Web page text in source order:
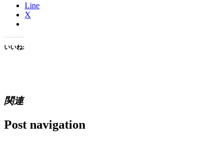
Line
X
いいね:
関連
Post navigation